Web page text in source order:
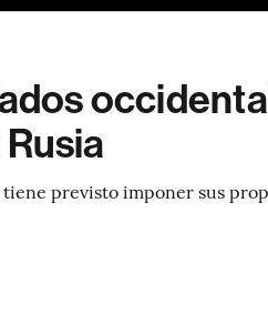
previsto imponer sus